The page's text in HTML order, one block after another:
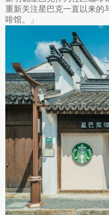
重新关注星巴克一直以来
啡馆。」